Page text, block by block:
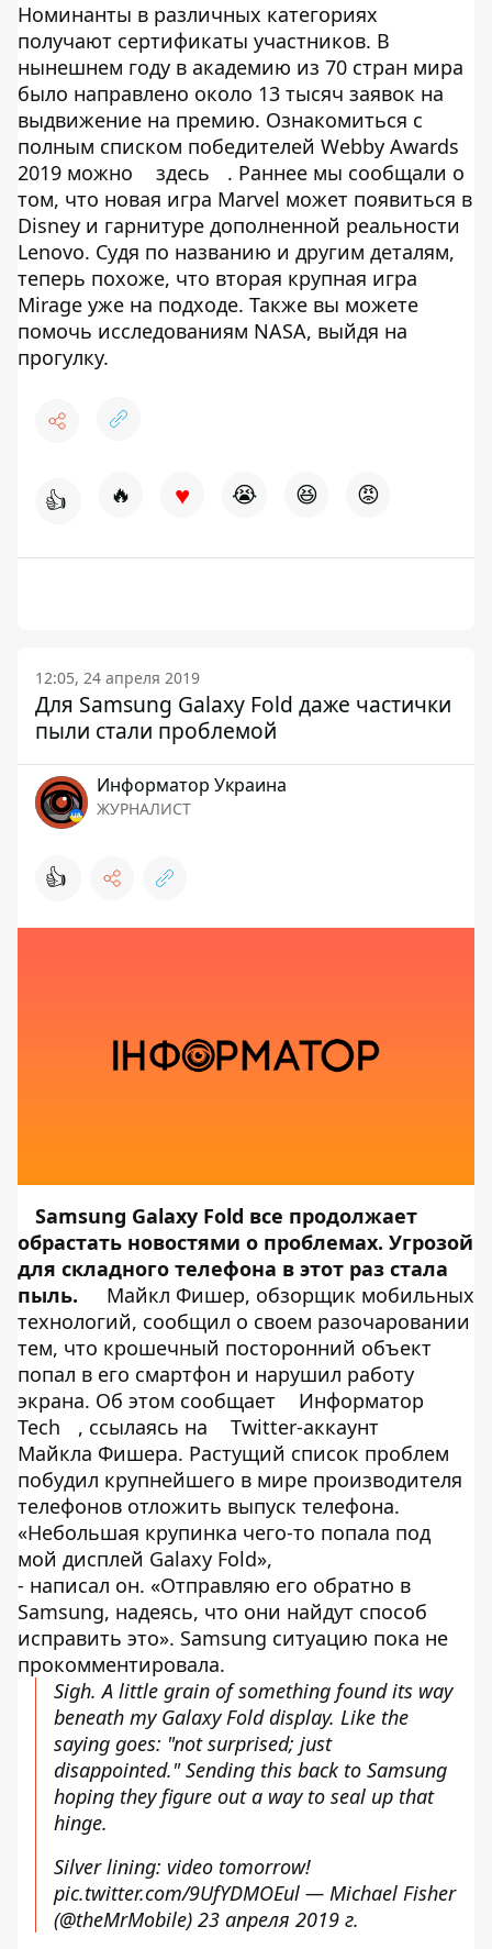
Номинанты в различных категориях
получают сертификаты участников. В
нынешнем году в академию из 70 стран мира
было направлено около 13 тысяч заявок на
выдвижение на премию. Ознакомиться с
полным списком победителей Webby Awards
2019 можно
здесь
. Раннее мы сообщали о
том, что новая игра Marvel может появиться в
Disney и гарнитуре дополненной реальности
Lenovo. Судя по названию и другим деталям,
теперь похоже, что вторая крупная игра
Mirage уже на подходе. Также вы можете
помочь исследованиям NASA, выйдя на
прогулку.
👍 🔥 ♥ 😭 😆 😡
12:05, 24 апреля 2019
Для Samsung Galaxy Fold даже частички
пыли стали проблемой
Информатор Украина
ЖУРНАЛИСТ
👍
Samsung Galaxy Fold все продолжает
обрастать новостями о проблемах. Угрозой
для складного телефона в этот раз стала
пыль.
Майкл Фишер, обзорщик мобильных
технологий, сообщил о своем разочаровании
тем, что крошечный посторонний объект
попал в его смартфон и нарушил работу
экрана. Об этом сообщает
Информатор
Tech
, ссылаясь на
Twitter-аккаунт
Майкла Фишера. Растущий список проблем
побудил крупнейшего в мире производителя
телефонов отложить выпуск телефона.
«Небольшая крупинка чего-то попала под
мой дисплей Galaxy Fold»,
- написал он. «Отправляю его обратно в
Samsung, надеясь, что они найдут способ
исправить это». Samsung ситуацию пока не
прокомментировала.
Sigh. A little grain of something found its way
beneath my Galaxy Fold display. Like the
saying goes: "not surprised; just
disappointed." Sending this back to Samsung
hoping they figure out a way to seal up that
hinge.
Silver lining: video tomorrow!
pic.twitter.com/9UfYDMOEul — Michael Fisher
(@theMrMobile) 23 апреля 2019 г.